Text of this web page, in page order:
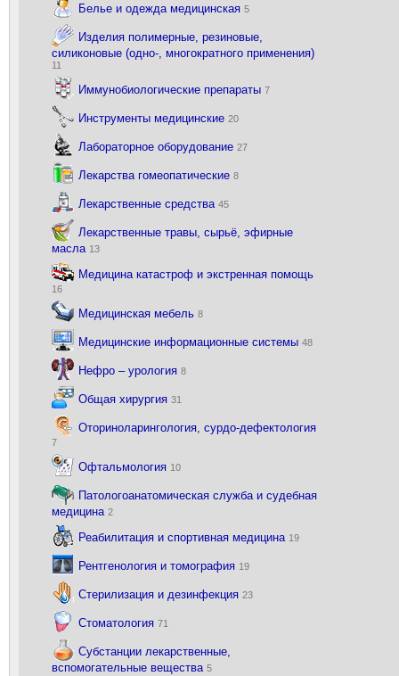
Белье и одежда медицинская 5
Изделия полимерные, резиновые,
силиконовые (одно-, многократного применения)
11
Иммунобиологические препараты 7
Инструменты медицинские 20
Лабораторное оборудование 27
Лекарства гомеопатические 8
Лекарственные средства 45
Лекарственные травы, сырьё, эфирные
масла 13
Медицина катастроф и экстренная помощь
16
Медицинская мебель 8
Медицинские информационные системы 48
Нефро – урология 8
Общая хирургия 31
Оториноларингология, сурдо-дефектология
7
Офтальмология 10
Патологоанатомическая служба и судебная
медицина 2
Реабилитация и спортивная медицина 19
Рентгенология и томография 19
Стерилизация и дезинфекция 23
Стоматология 71
Субстанции лекарственные,
вспомогательные вещества 5